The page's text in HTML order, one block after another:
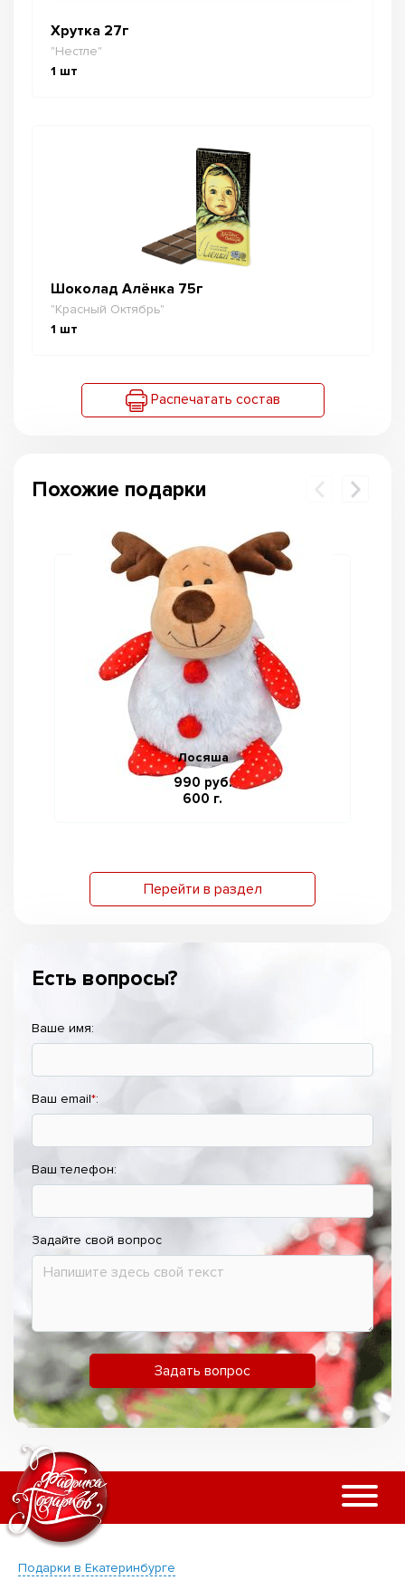
Хрутка 27г
"Нестле"
1 шт
Шоколад Алёнка 75г
"Красный Октябрь"
1 шт
Распечатать состав
Похожие подарки
Лосяша
990 руб.
600 г.
Перейти в раздел
Есть вопросы?
Ваше имя:
Ваш email*:
Ваш телефон:
Задайте свой вопрос
Задать вопрос
Подарки в Екатеринбурге